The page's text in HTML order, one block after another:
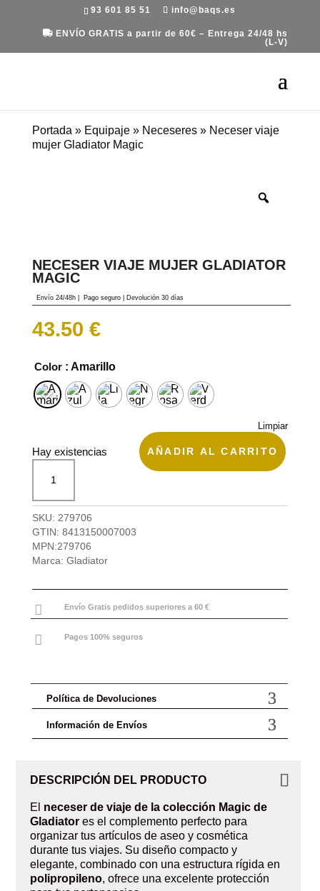
93 601 85 51 info@baqs.es
ENVÍO GRATIS a partir de 60€ – Entrega 24/48 hs
(L-V)
Portada » Equipaje» Neceseres» Neceser viaje
mujer Gladiator Magic
NECESER VIAJE MUJER GLADIATOR
MAGIC
Envío 24/48h| Pago seguro | Devolución 30 días
43.50 €
Color : Amarillo
Limpiar
Hay existencias
viaje
Gladiator
Magic
cantidad
AÑADIR AL CARRITO
SKU: 279706
GTIN: 8413150007003
MPN:279706
Marca: Gladiator
 Envío Gratis pedidos superiores a 60 €
 Pagos 100% seguros
Política de Devoluciones
Información de Envíos
DESCRIPCIÓN DEL PRODUCTO
El neceser de viaje de la colección Magic de
Gladiator es el complemento perfecto para
organizar tus artículos de aseo y cosmética
durante tus viajes. Su diseño compacto y
elegante, combinado con una estructura rígida en
polipropileno, ofrece una excelente protección